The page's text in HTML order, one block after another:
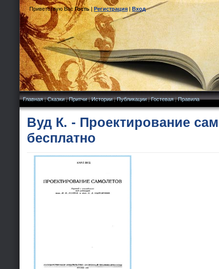
Приветствую Вас Гость|Регистрация|Вход
Главная|Сказки|Притчи|Истории|Публикации|Гостевая|Правила
Вуд К. - Проектирование
бесплатно